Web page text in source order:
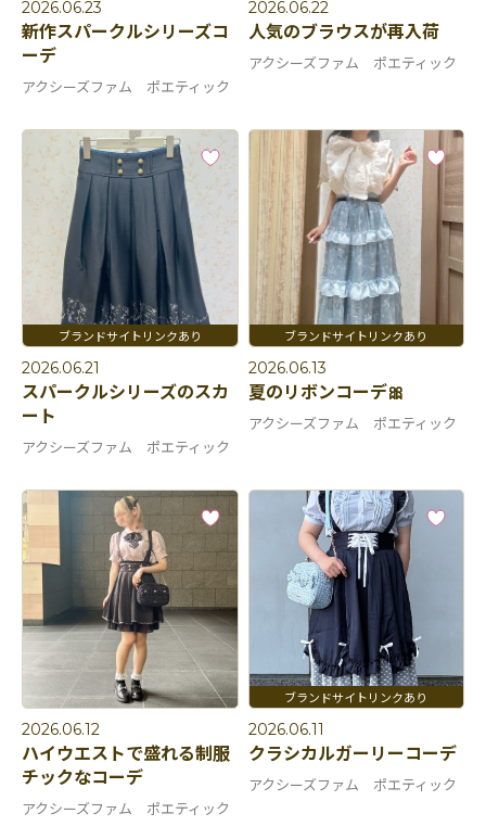
2026.06.23
新作スパークルシリーズコ
ーデ
アクシーズファム ポエティック
2026.06.22
人気のブラウスが再入荷
アクシーズファム ポエティック
2026.06.21
スパークルシリーズのスカ
ート
アクシーズファム ポエティック
2026.06.13
夏のリボンコーデ🎀
アクシーズファム ポエティック
2026.06.12
ハイウエストで盛れる制服
チックなコーデ
アクシーズファム ポエティック
2026.06.11
クラシカルガーリーコーデ
アクシーズファム ポエティック